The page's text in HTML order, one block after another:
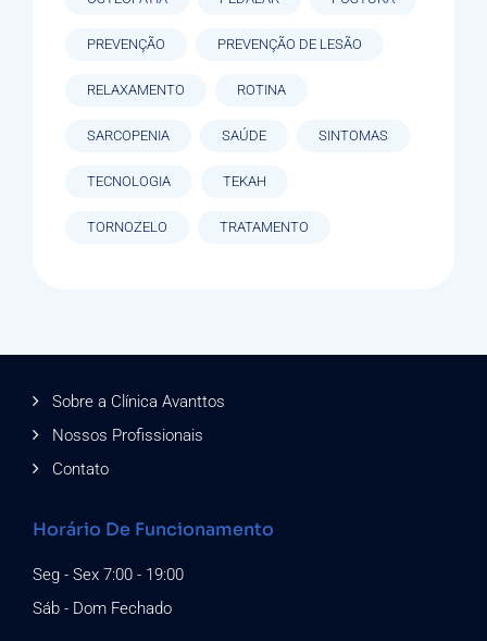
PREVENÇÃO PREVENÇÃO DE LESÃO
RELAXAMENTO ROTINA
SARCOPENIA SAÚDE SINTOMAS
TECNOLOGIA TEKAH
TORNOZELO TRATAMENTO
Sobre a Clínica Avanttos
Nossos Profissionais
Contato
Horário De Funcionamento
Seg - Sex 7:00 - 19:00
Sáb - Dom Fechado